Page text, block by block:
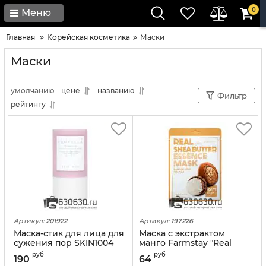
Меню 0
Главная Корейская косметика Маски
Маски
умолчанию цене
названию
рейтингу
Фильтр
Артикул: 201922
Маска-стик для лица для
сужения пор SKIN1004
"Madagascar Centella
Poremizing Quick Clay
190 руб
Артикул: 197226
Маска с экстрактом
манго Farmstay "Real
Shea Butter" 1шт.
64 руб